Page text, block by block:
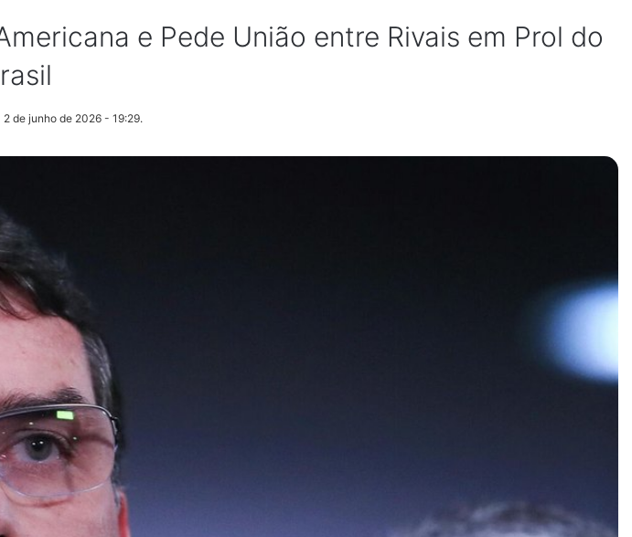
e Pede União entre Rivais em Prol do
2 de junho de 2026 - 19:29.